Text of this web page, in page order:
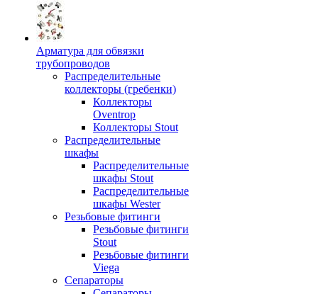
Арматура для обвязки
трубопроводов
Распределительные
коллекторы (гребенки)
Коллекторы
Oventrop
Коллекторы Stout
Распределительные
шкафы
Распределительные
шкафы Stout
Распределительные
шкафы Wester
Резьбовые фитинги
Резьбовые фитинги
Stout
Резьбовые фитинги
Viega
Сепараторы